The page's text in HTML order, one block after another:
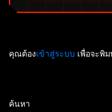
คุณต้องเข้าสู่ระบบ เพื่อจะพิ
ค้นหา